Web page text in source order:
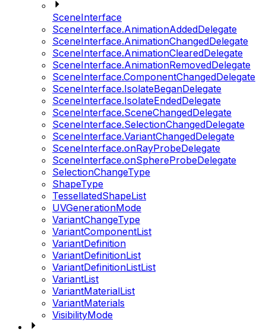
SceneInterface
SceneInterface.AnimationAddedDelegate
SceneInterface.AnimationChangedDelegate
SceneInterface.AnimationClearedDelegate
SceneInterface.AnimationRemovedDelegate
SceneInterface.ComponentChangedDelegate
SceneInterface.IsolateBeganDelegate
SceneInterface.IsolateEndedDelegate
SceneInterface.SceneChangedDelegate
SceneInterface.SelectionChangedDelegate
SceneInterface.VariantChangedDelegate
SceneInterface.onRayProbeDelegate
SceneInterface.onSphereProbeDelegate
SelectionChangeType
ShapeType
TessellatedShapeList
UVGenerationMode
VariantChangeType
VariantComponentList
VariantDefinition
VariantDefinitionList
VariantDefinitionListList
VariantList
VariantMaterialList
VariantMaterials
VisibilityMode